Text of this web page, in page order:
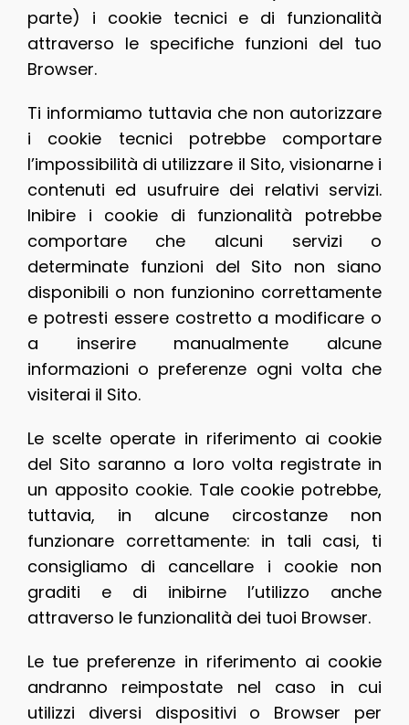
parte) i cookie tecnici e di funzionalità
attraverso le specifiche funzioni del tuo
Browser.
Ti informiamo tuttavia che non autorizzare
i cookie tecnici potrebbe comportare
l’impossibilità di utilizzare il Sito, visionarne i
contenuti ed usufruire dei relativi servizi.
Inibire i cookie di funzionalità potrebbe
comportare che alcuni servizi o
determinate funzioni del Sito non siano
disponibili o non funzionino correttamente
e potresti essere costretto a modificare o
a inserire manualmente alcune
informazioni o preferenze ogni volta che
visiterai il Sito.
Le scelte operate in riferimento ai cookie
del Sito saranno a loro volta registrate in
un apposito cookie. Tale cookie potrebbe,
tuttavia, in alcune circostanze non
funzionare correttamente: in tali casi, ti
consigliamo di cancellare i cookie non
graditi e di inibirne l’utilizzo anche
attraverso le funzionalità dei tuoi Browser.
Le tue preferenze in riferimento ai cookie
andranno reimpostate nel caso in cui
utilizzi diversi dispositivi o Browser per